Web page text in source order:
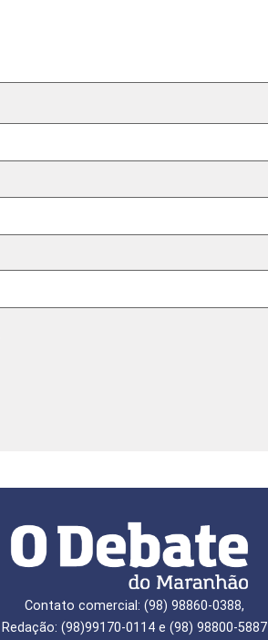
Contato comercial: (98) 98860-0388,
Redação: (98)99170-0114 e (98) 98800-5887